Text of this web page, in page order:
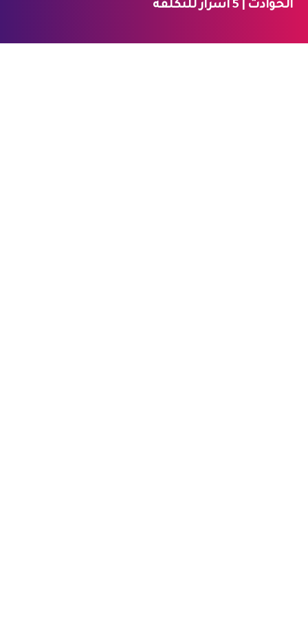
الحوادث | 5 أسرار للتكلفة